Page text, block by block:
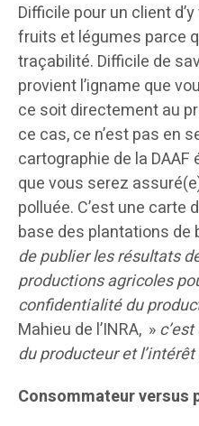
Difficile pour un client
fruits et légumes parce
traçabilité. Difficile de
provient l’igname que
ce soit directement au
ce cas, ce n’est pas en
cartographie de la
que vous serez
polluée. C’est une carte
base des plantations de
de publier les résultats
productions agricoles
confidentialité du
Mahieu de l’INRA, »
du producteur et
Consommateur versus